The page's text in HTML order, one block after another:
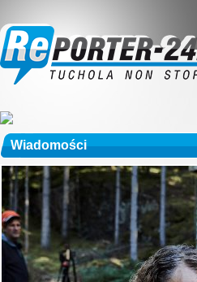
NA SIERPIEŃ 2026 rok: 31
Wiadomości